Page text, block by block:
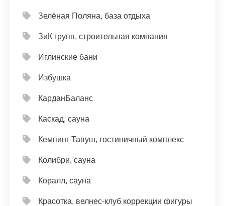
Зелёная Поляна, база отдыха
ЗиК групп, строительная компания
Иглинские бани
Избушка
КарданБаланс
Каскад, сауна
Кемпинг Тавуш, гостиничный комплекс
Колибри, сауна
Коралл, сауна
Красотка, велнес-клуб коррекции фигуры